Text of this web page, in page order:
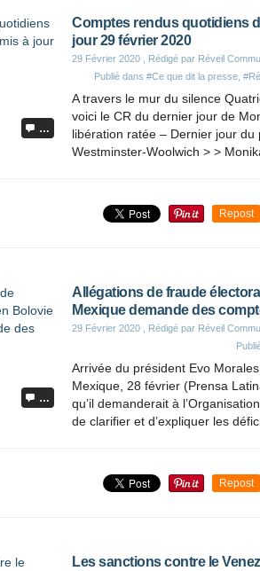
…
Comptes rendus quotidiens
jour 29 février 2020
29 Février 2020 , Rédigé par Réveil
Publié dans #Ce que dit la presse
A travers le mur du silence
voici le CR du dernier jour de
libération ratée – Dernier jour du
Westminster-Woolwich > >
Repost
…
Allégations de fraude
Mexique demande des
29 Février 2020 , Rédigé par Réveil
Arrivée du président Evo
Mexique, 28 février (Prensa
qu’il demanderait à
de clarifier et d’expliquer les
Repost
Les sanctions contre le